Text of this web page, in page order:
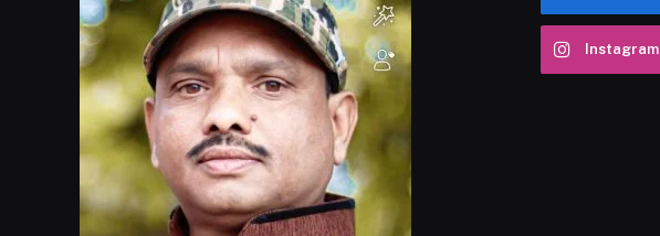
Instagram